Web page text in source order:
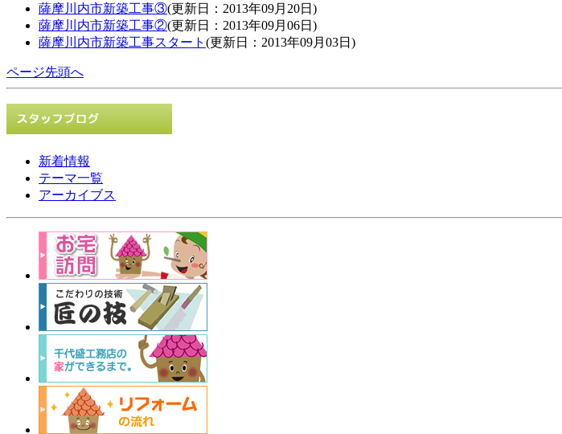
薩摩川内市新築工事③(更新日：2013年09月20日)
薩摩川内市新築工事②(更新日：2013年09月06日)
薩摩川内市新築工事スタート (更新日：2013年09月03日)
ページ先頭へ
新着情報
テーマ一覧
アーカイブス